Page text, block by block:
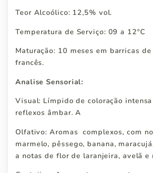
Teor Alcoólico: 12,5% vol.
Temperatura de Serviço: 09 a 12ºC
Maturação: 10 meses em barricas
francês.
Analise Sensorial:
Visual: Límpido de coloração
reflexos âmbar. A
Olfativo: Aromas complexos, com
marmelo, pêssego, banana,
a notas de flor de laranjeira, avelã e